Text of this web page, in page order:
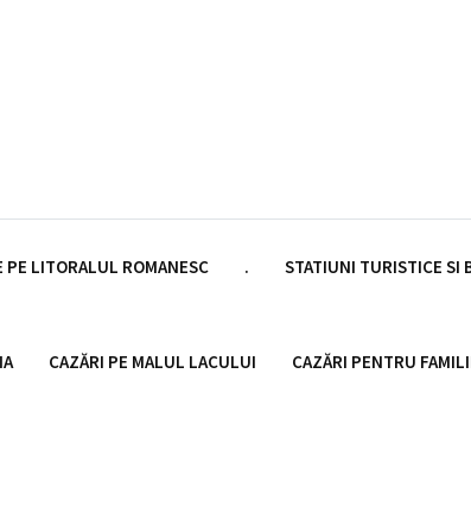
PE LITORALUL ROMANESC . STATIUNI TURISTICE SI
CAZĂRI PE MALUL LACULUI CAZĂRI PENTRU